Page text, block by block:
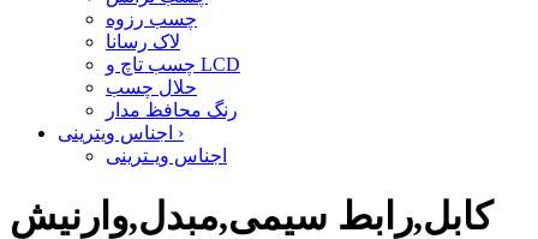
چسب رزوه
لاک رسانا
چسب تاچ و LCD
حلال چسب
رنگ محافظ مدار
›
اجناس ویـترینی
کابل,رابط سیمی,مبدل,وارنیش